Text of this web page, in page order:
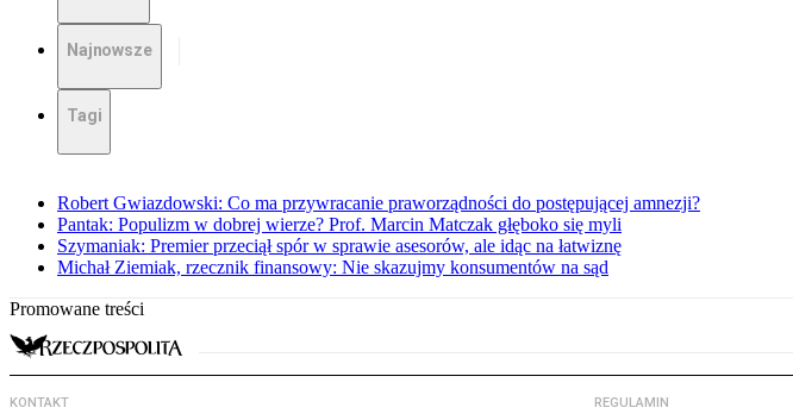
Najnowsze
Tagi
Robert Gwiazdowski: Co ma przywracanie praworządności do postępującej amnezji?
Pantak: Populizm w dobrej wierze? Prof. Marcin Matczak głęboko się myli
Szymaniak: Premier przeciął spór w sprawie asesorów, ale idąc na łatwiznę
Michał Ziemiak, rzecznik finansowy: Nie skazujmy konsumentów na sąd
Promowane treści
KONTAKT REGULAMIN